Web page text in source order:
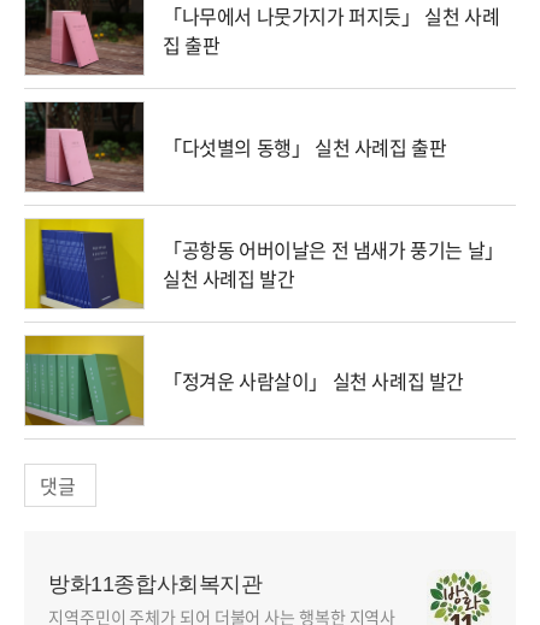
「나무에서 나뭇가지가 퍼지듯」 실천 사례
집 출판
「다섯별의 동행」 실천 사례집 출판
「공항동 어버이날은 전 냄새가 풍기는 날」
실천 사례집 발간
「정겨운 사람살이」 실천 사례집 발간
댓글
방화11종합사회복지관
지역주민이 주체가 되어 더불어 사는 행복한 지역사